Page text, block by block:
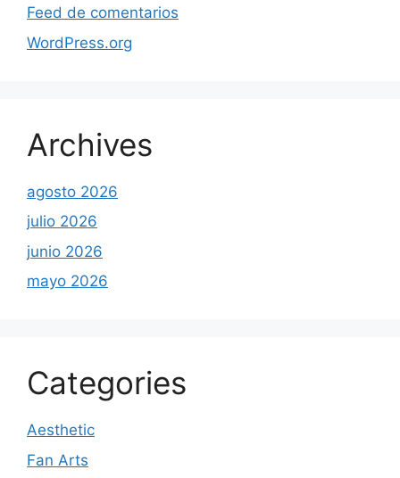
Feed de comentarios
WordPress.org
Archives
agosto 2026
julio 2026
junio 2026
mayo 2026
Categories
Aesthetic
Fan Arts